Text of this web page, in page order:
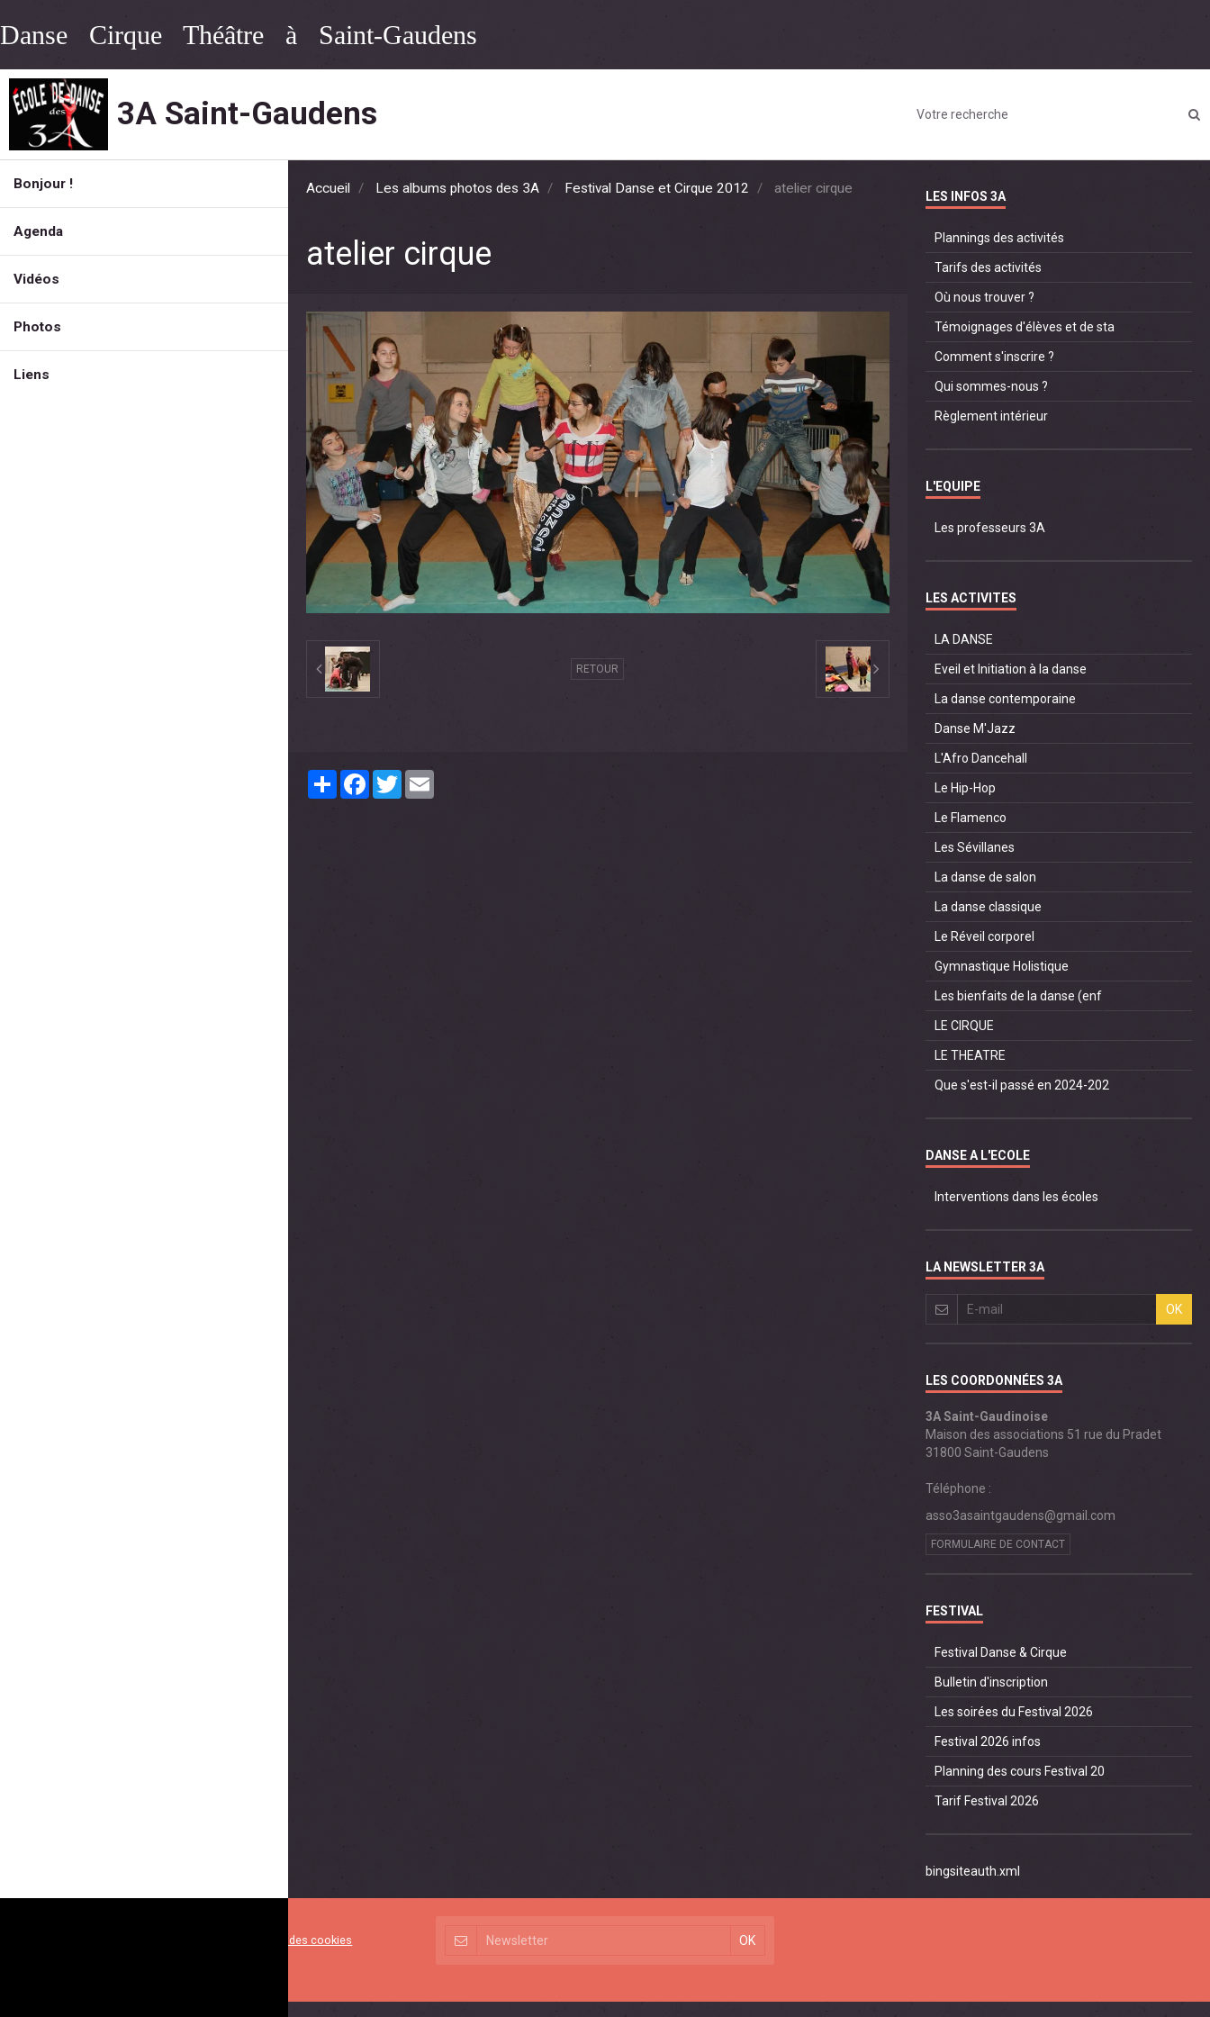
Danse Cirque Théâtre à Saint-Gaudens
3A Saint-Gaudens
Bonjour !
Agenda
Vidéos
Photos
Liens
Accueil Les albums photos des 3A Festival Danse et Cirque 2012 atelier cirque
atelier cirque
RETOUR
PartagerFacebook
Twitter
LES INFOS 3A
Plannings des activités
Tarifs des activités
Où nous trouver ?
Témoignages d'élèves et de sta
Comment s'inscrire ?
Qui sommes-nous ?
Règlement intérieur
L'EQUIPE
Les professeurs 3A
LES ACTIVITES
LA DANSE
Eveil et Initiation à la danse
La danse contemporaine
Danse M'Jazz
L'Afro Dancehall
Le Hip-Hop
Le Flamenco
Les Sévillanes
La danse de salon
La danse classique
Le Réveil corporel
Gymnastique Holistique
Les bienfaits de la danse (enf
LE CIRQUE
LE THEATRE
Que s'est-il passé en 2024-202
DANSE A L'ECOLE
Interventions dans les écoles
LA NEWSLETTER 3A
OK
LES COORDONNÉES 3A
3A Saint-Gaudinoise
Maison des associations 51 rue du Pradet
31800 Saint-Gaudens
Téléphone :
asso3asaintgaudens@gmail.com
FORMULAIRE DE CONTACT
FESTIVAL
Festival Danse & Cirque
Bulletin d'inscription
Les soirées du Festival 2026
Festival 2026 infos
Planning des cours Festival 20
Tarif Festival 2026
bingsiteauth.xml
Gestion des cookies